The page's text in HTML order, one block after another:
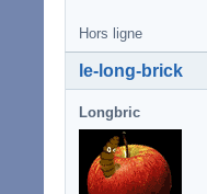
Hors ligne
le-long-brick
Longbric